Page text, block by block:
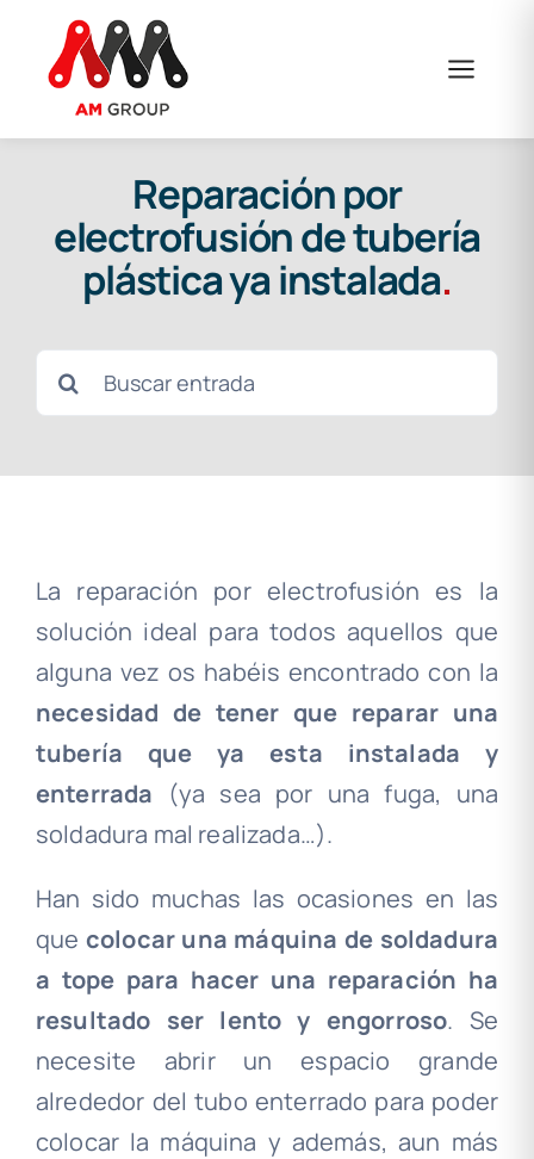
contenido
Reparación por
electrofusión de tubería
plástica ya instalada.
Buscar:
La reparación por electrofusión es la
solución ideal para todos aquellos que
alguna vez os habéis encontrado con la
necesidad de tener que reparar una
tubería que ya esta instalada y
enterrada (ya sea por una fuga, una
soldadura mal realizada…).
Han sido muchas las ocasiones en las
que colocar una máquina de soldadura
a tope para hacer una reparación ha
resultado ser lento y engorroso. Se
necesite abrir un espacio grande
alrededor del tubo enterrado para poder
colocar la máquina y además, aun más